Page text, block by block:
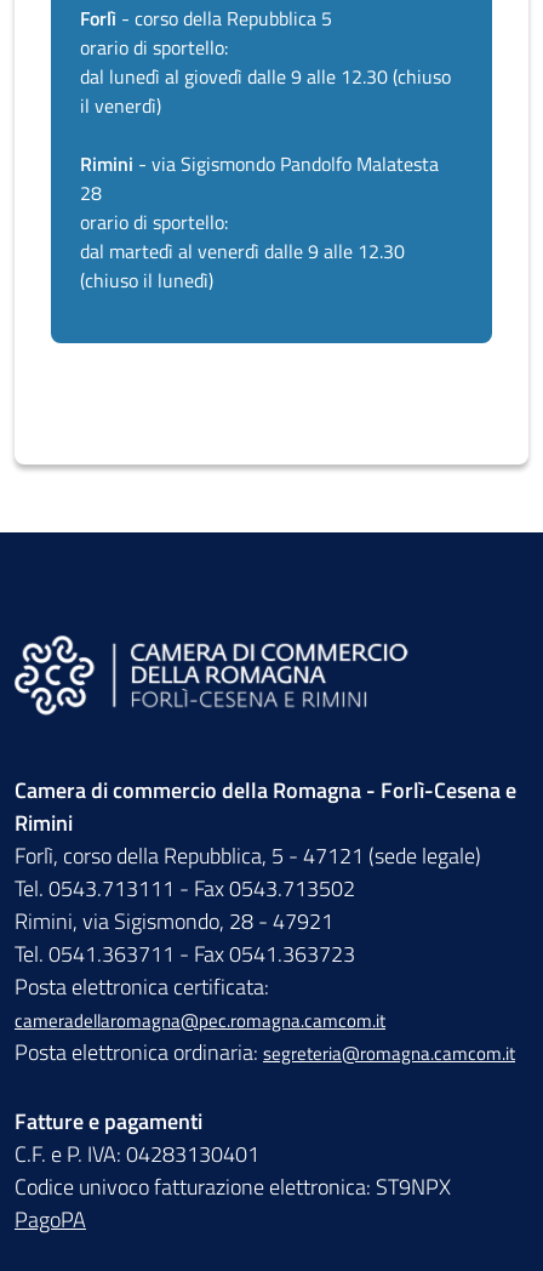
Forlì - corso della Repubblica 5
orario di sportello:
dal lunedì al giovedì dalle 9 alle 12.30 (chiuso
il venerdì)
Rimini - via Sigismondo Pandolfo Malatesta
28
orario di sportello:
dal martedì al venerdì dalle 9 alle 12.30
(chiuso il lunedì)
Camera di commercio della Romagna - Forlì-Cesena e
Rimini
Forlì, corso della Repubblica, 5 - 47121 (sede legale)
Tel. 0543.713111 - Fax 0543.713502
Rimini, via Sigismondo, 28 - 47921
Tel. 0541.363711 - Fax 0541.363723
Posta elettronica certificata:
cameradellaromagna@pec.romagna.camcom.it
Posta elettronica ordinaria: segreteria@romagna.camcom.it
Fatture e pagamenti
C.F. e P. IVA: 04283130401
Codice univoco fatturazione elettronica: ST9NPX
PagoPA